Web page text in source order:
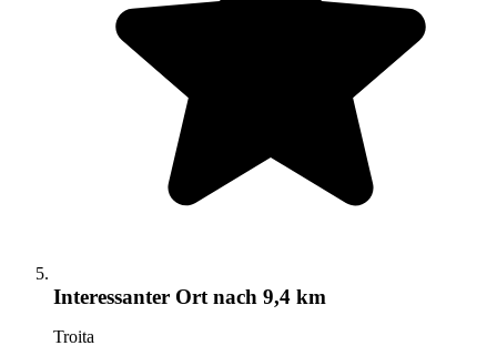
Interessanter Ortnach 9,4 km
Troita